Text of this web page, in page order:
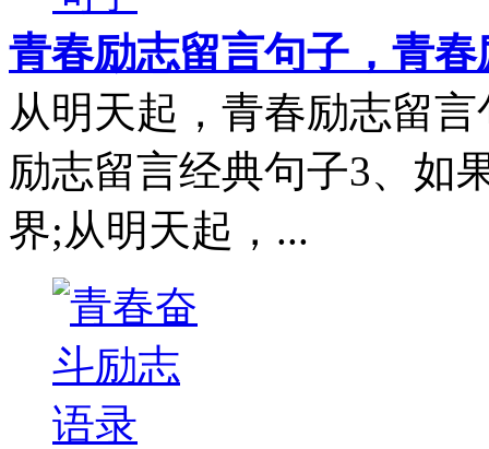
青春励志留言句子，青
从明天起，青春励志留
励志留言经典句子3、如
界;从明天起，...